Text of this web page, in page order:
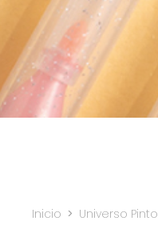
Inicio > Universo Pinto